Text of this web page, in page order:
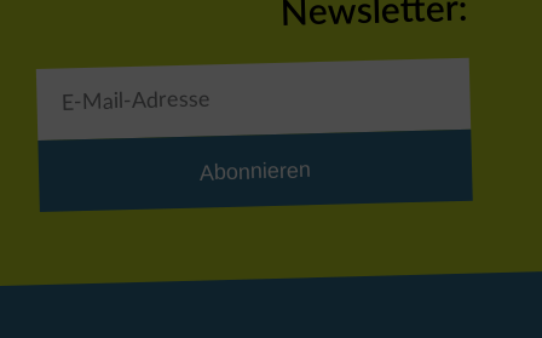
Newsletter:
Abonnieren